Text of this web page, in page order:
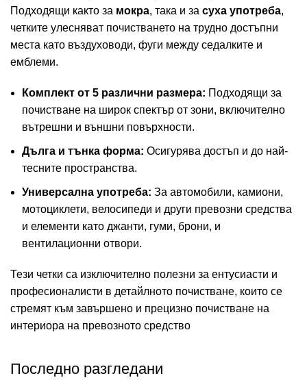
Подходящи както за мокра, така и за суха употреба,
четките улесняват почистването на трудно достъпни
места като въздуховоди, фуги между седалките и
емблеми.
Комплект от 5 различни размера: Подходящи за
почистване на широк спектър от зони, включително
вътрешни и външни повърхности.
Дълга и тънка форма: Осигурява достъп и до най-
тесните пространства.
Универсална употреба: За автомобили, камиони,
мотоциклети, велосипеди и други превозни средства
и елементи като джанти, гуми, брони, и
вентилационни отвори.
Тези четки са изключително полезни за ентусиасти и
професионалисти в детайлното почистване, които се
стремят към завършено и прецизно почистване на
интериора на превозното средство
Последно разгледани